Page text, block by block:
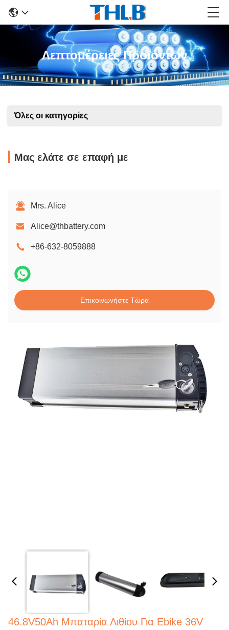
Λεπτομέρειες Προϊόντων
Όλες οι κατηγορίες
Μας ελάτε σε επαφή με
Mrs. Alice
Alice@thbattery.com
+86-632-8059888
Επικοινωνήστε Τώρα
46.8V50Ah Μπαταρία Λιθίου Για Ebike 36V